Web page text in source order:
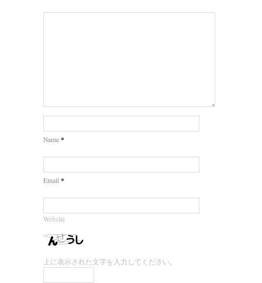
Name *
Email *
Website
上に表示された文字を入力してください。